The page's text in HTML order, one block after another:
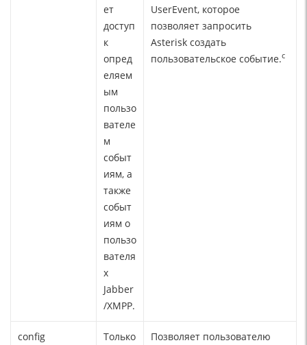
ет
доступ
к
опред
еляем
ым
пользо
вателе
м
событ
иям, а
также
событ
иям о
пользо
вателя
х
Jabber
/XMPP.
UserEvent, которое
позволяет запросить
Asterisk создать
пользовательское событие.c
config
Только
Позволяет пользователю